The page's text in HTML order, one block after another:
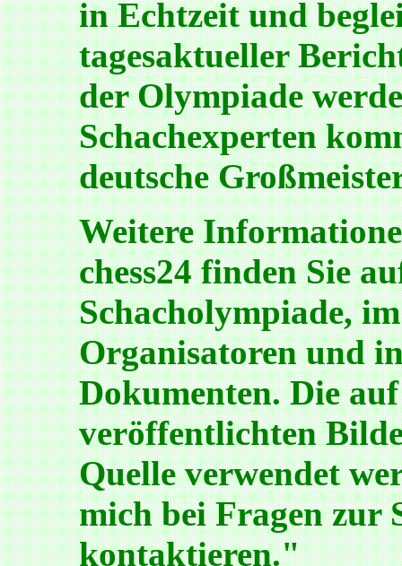
in Echtzeit und
tagesaktueller
der Olympiade
Schachexperten
deutsche
Weitere
chess24 finden Sie
Schacholympiade,
Organisatoren und
Dokumenten. Die
veröffentlichten
Quelle verwendet
mich bei Fragen zur
kontaktieren."